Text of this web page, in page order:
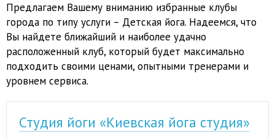
Предлагаем Вашему вниманию избранные клубы
города по типу услуги – Детская йога. Надеемся, что
Вы найдете ближайший и наиболее удачно
расположенный клуб, который будет максимально
подходить своими ценами, опытными тренерами и
уровнем сервиса.
Студия йоги «Киевская йога студия»